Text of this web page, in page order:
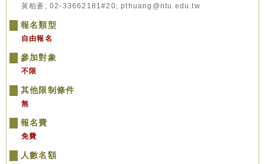
黃柏蒼; 02-33662181#20; pthuang@ntu.edu.tw
報名類型
自由報名
參加對象
不限
其他限制條件
無
報名費
免費
人數名額